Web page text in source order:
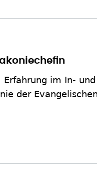
im In-
der